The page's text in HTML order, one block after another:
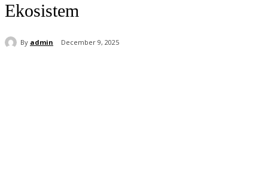
Ekosistem
By admin December 9, 2025